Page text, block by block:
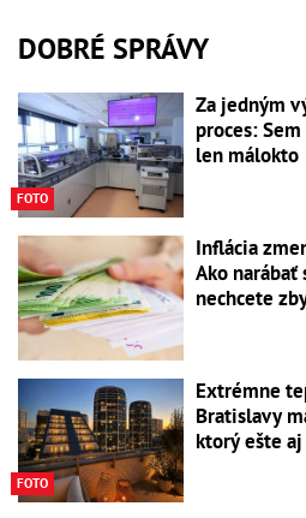
DOBRÉ SPRÁVY
FOTO
Za jedným
proces:
len málokto
Inflácia
Ako
nechcete
FOTO
Extrémne
Bratislavy
ktorý ešte